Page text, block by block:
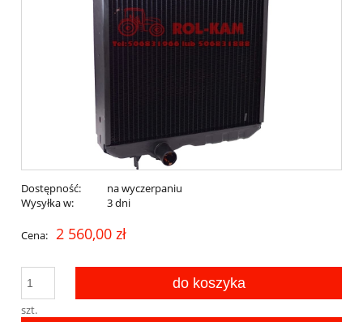
Dostępność:
na wyczerpaniu
Wysyłka w:
3 dni
Cena: 2 560,00 zł
szt.
do koszyka